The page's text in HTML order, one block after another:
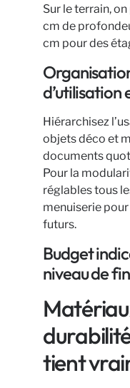
Sur le terrain,
cm de
cm pour des
Hiérarchisez
objets déco et
documents
Pour la
réglables tous
menuiserie
futurs.
Budget
niveau de
tient